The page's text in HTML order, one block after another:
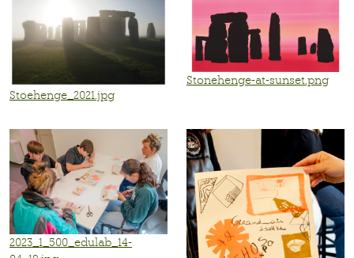
Stoehenge_2021.jpg
Stonehenge-at-sunset.png
2023_1_500_edulab_14-